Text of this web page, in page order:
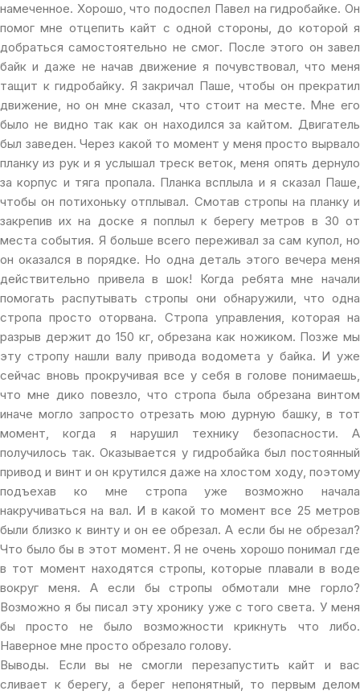
намеченное. Хорошо, что подоспел Павел на гидробайке. Он
помог мне отцепить кайт с одной стороны, до которой я
добраться самостоятельно не смог. После этого он завел
байк и даже не начав движение я почувствовал, что меня
тащит к гидробайку. Я закричал Паше, чтобы он прекратил
движение, но он мне сказал, что стоит на месте. Мне его
было не видно так как он находился за кайтом. Двигатель
был заведен. Через какой то момент у меня просто вырвало
планку из рук и я услышал треск веток, меня опять дернуло
за корпус и тяга пропала. Планка всплыла и я сказал Паше,
чтобы он потихоньку отплывал. Смотав стропы на планку и
закрепив их на доске я поплыл к берегу метров в 30 от
места события. Я больше всего переживал за сам купол, но
он оказался в порядке. Но одна деталь этого вечера меня
действительно привела в шок! Когда ребята мне начали
помогать распутывать стропы они обнаружили, что одна
стропа просто оторвана. Стропа управления, которая на
разрыв держит до 150 кг, обрезана как ножиком. Позже мы
эту стропу нашли валу привода водомета у байка. И уже
сейчас вновь прокручивая все у себя в голове понимаешь,
что мне дико повезло, что стропа была обрезана винтом
иначе могло запросто отрезать мою дурную башку, в тот
момент, когда я нарушил технику безопасности. А
получилось так. Оказывается у гидробайка был постоянный
привод и винт и он крутился даже на хлостом ходу, поэтому
подъехав ко мне стропа уже возможно начала
накручиваться на вал. И в какой то момент все 25 метров
были близко к винту и он ее обрезал. А если бы не обрезал?
Что было бы в этот момент. Я не очень хорошо понимал где
в тот момент находятся стропы, которые плавали в воде
вокруг меня. А если бы стропы обмотали мне горло?
Возможно я бы писал эту хронику уже с того света. У меня
бы просто не было возможности крикнуть что либо.
Наверное мне просто обрезало голову.
Выводы. Если вы не смогли перезапустить кайт и вас
сливает к берегу, а берег непонятный, то первым делом